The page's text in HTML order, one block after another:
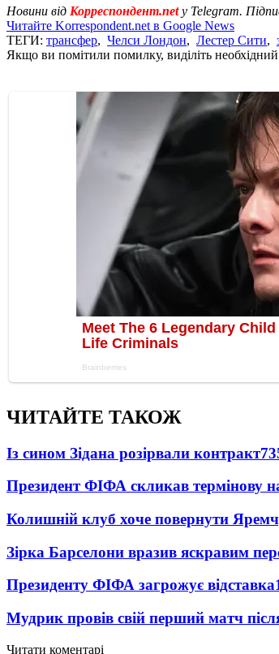
Новини від Корреспондент.netу Telegram.
Читайте Korrespondent.net в Google News
ТЕГИ: трансфер, Челси Лондон, Лестер Сити,
Якщо ви помітили помилку, виділіть
ЧИТАЙТЕ ТАКОЖ
Із сином Зідана розірвали контракт
Президент ФІФА скликав термінову
Колишній клуб хоче повернути
Зірка Барселони вразив яскравим
Президенту ФІФА загрожує відставка
Мудрик провів свій перший матч
Читати коментарі